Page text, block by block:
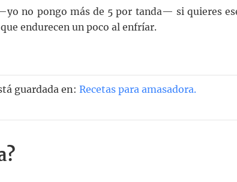
no pongo más de 5 por tanda— si quieres
endurecen un poco al enfríar.
guardada en: Recetas para amasadora.